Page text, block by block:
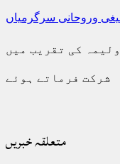
وروحانی سرگرمیاں
کی تقریب میں
شرکت فرماتے ہوئے
متعلقہ خبریں